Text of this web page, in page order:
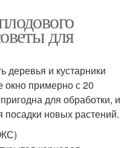
для
и кустарники
окно примерно с 20
для обработки, и
посадки новых растений.